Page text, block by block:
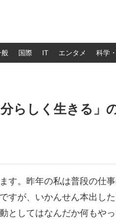
般 国際 IT エンタメ 科学
らしく生きる」
す。昨年の私は普段の仕
すが、いかんせん本出し
としてはなんだか何もや